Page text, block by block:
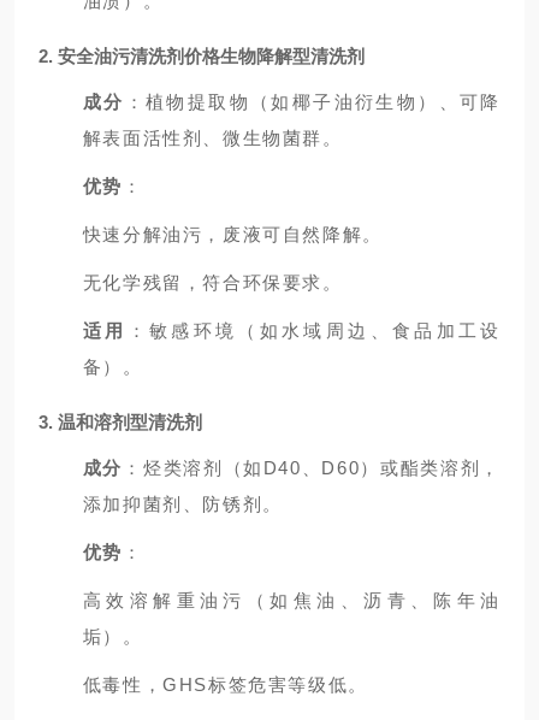
2. 安全油污清洗剂价格生物降解型清洗剂
成分 ：植物提取物（如椰子油衍生物）、可降
解表面活性剂、微生物菌群。
优势 ：
快速分解油污，废液可自然降解。
无化学残留，符合环保要求。
适用
：敏感环境（如水域周边、食品加工设
备）。
3. 温和溶剂型清洗剂
成分 ：烃类溶剂（如D40、D60）或酯类溶剂，
添加抑菌剂、防锈剂。
优势 ：
高效溶解重油污（如焦油、沥青、陈年油
垢）。
低毒性，GHS标签危害等级低。